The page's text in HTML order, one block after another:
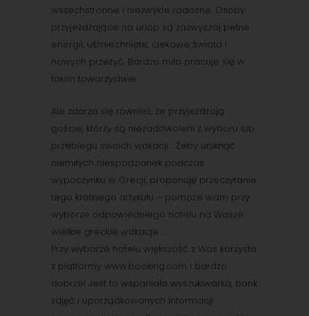
wszechstronne i niezwykle radosne. Osoby
przyjeżdżające na urlop są zazwyczaj pełne
energii, uśmiechnięte, ciekawe świata i
nowych przeżyć. Bardzo miło pracuje się w
takim towarzystwie.
Ale zdarza się również, że przyjeżdżają
goście, którzy są niezadowoleni z wyboru lub
przebiegu swoich wakacji… Żeby uniknąć
niemiłych niespodzianek podczas
wypoczynku w Grecji, proponuję przeczytanie
tego krótkiego artykułu – pomoże wam przy
wyborze odpowiedniego hotelu na Wasze
wielkie greckie wakacje…
Przy wyborze hotelu większość z Was korzysta
z platformy www.booking.com i bardzo
dobrze! Jest to wspaniała wyszukiwarka, bank
zdjęć i uporządkowanych informacji